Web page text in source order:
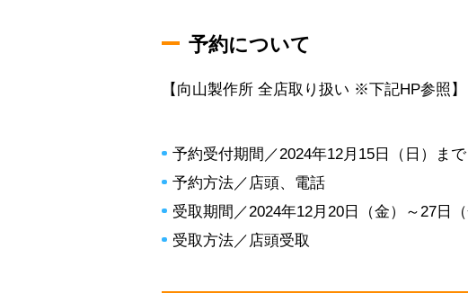
予約について
【向山製作所 全店取り扱い ※下記HP参照】
予約受付期間／2024年12月15日（日）まで
予約方法／店頭、電話
受取期間／2024年12月20日（金）～27日（
受取方法／店頭受取